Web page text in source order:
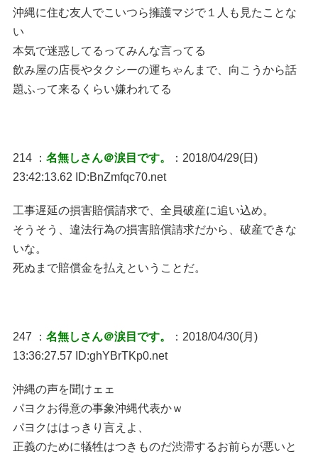
沖縄に住む友人でこいつら擁護マジで１人も見たことな
い
本気で迷惑してるってみんな言ってる
飲み屋の店長やタクシーの運ちゃんまで、向こうから話
題ふって来るくらい嫌われてる
214 ： 名無しさん＠涙目です。
：2018/04/29(日)
23:42:13.62 ID:BnZmfqc70.net
工事遅延の損害賠償請求で、全員破産に追い込め。
そうそう、違法行為の損害賠償請求だから、破産できな
いな。
死ぬまで賠償金を払えということだ。
247 ： 名無しさん＠涙目です。
：2018/04/30(月)
13:36:27.57 ID:ghYBrTKp0.net
沖縄の声を聞けェェ
パヨクお得意の事象沖縄代表かｗ
パヨクははっきり言えよ、
正義のために犠牲はつきものだ渋滞するお前らが悪いと